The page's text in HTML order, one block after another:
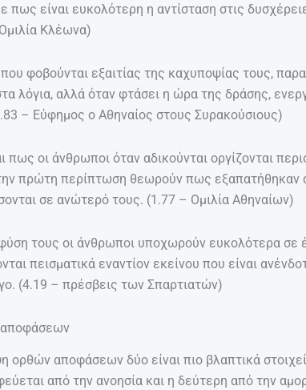
πως είναι ευκολότερη η αντίσταση στις
Κλέωνα)
που φοβούνται εξαιτίας της καχυποψίας τους,
λόγια, αλλά όταν φτάσει η ώρα της δράσης,
– Εύφημος ο Αθηναίος στους Συρακούσιους)
πως οι άνθρωποι όταν αδικούνται οργίζονται
πρώτη περίπτωση θεωρούν πως εξαπατήθηκαν
σε ανώτερό τους. (1.77 – Ομιλία Αθηναίων)
τους οι άνθρωποι υποχωρούν ευκολότερα σε
πεισματικά εναντίον εκείνου που είναι
(4.19 – πρέσβεις των Σπαρτιατών)
ορθών αποφάσεων δύο είναι πιο βλαπτικά
από την ανοησία και η δεύτερη από την